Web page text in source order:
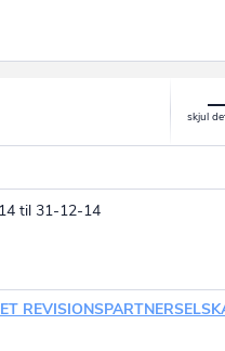
til 31-12-14